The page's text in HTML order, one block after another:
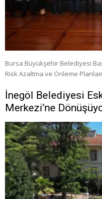
Bursa Büyükşehir Belediyesi
Risk Azaltma ve Önleme
İnegöl Belediyesi
Merkezi’ne